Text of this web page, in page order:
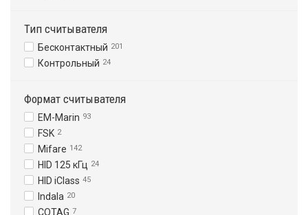
Тип считывателя
Бесконтактный 201
Контрольный 24
Формат считывателя
EM-Marin 93
FSK 2
Mifare 142
HID 125 кГц 24
HID iClass 45
Indala 20
COTAG 7